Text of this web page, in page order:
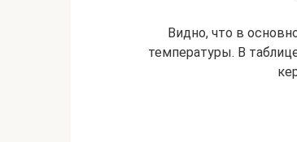
Видно, что в
температуры. В